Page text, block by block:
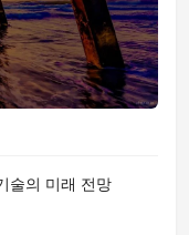
술의 미래 전망